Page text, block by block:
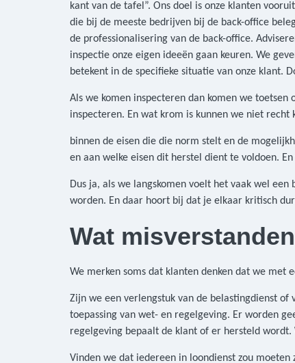
kant van de tafel”. Ons doel is onze klanten
die bij de meeste bedrijven bij de back-office
de professionalisering van de back-office.
inspectie onze eigen ideeën gaan keuren. We
betekent in de specifieke situatie van onze klant.
Als we komen inspecteren dan komen we
inspecteren. En wat krom is kunnen we niet
binnen de eisen die die norm stelt en de
en aan welke eisen dit herstel dient te voldoen.
Dus ja, als we langskomen voelt het vaak wel
worden. En daar hoort bij dat je elkaar kritisch
Wat misverstanden
We merken soms dat klanten denken dat we met
Zijn we een verlengstuk van de belastingdienst of
toepassing van wet- en regelgeving. Er worden
regelgeving bepaalt de klant of er hersteld
Vinden we dat iedereen in loondienst zou